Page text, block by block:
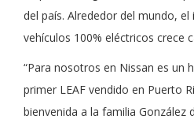
del país. Alrededor del mundo,
vehículos 100% eléctricos crece
“Para nosotros en Nissan es un
primer LEAF vendido en Puerto
bienvenida a la familia González